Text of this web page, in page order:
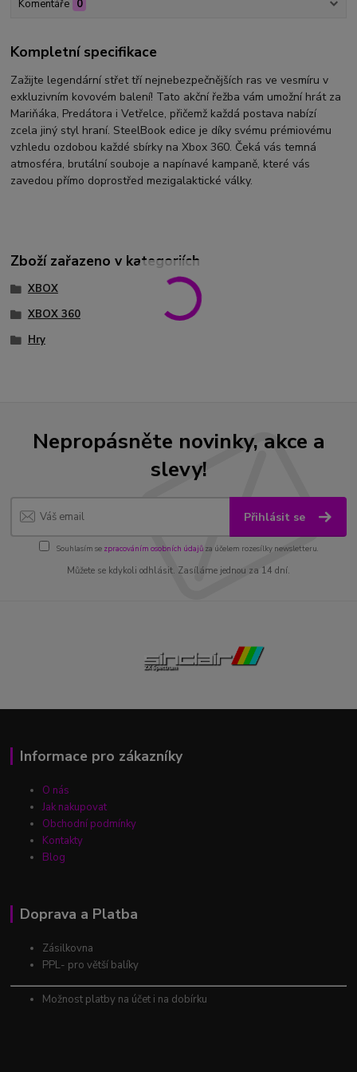
Komentáře 0
Kompletní specifikace
Zažijte legendární střet tří nejnebezpečnějších ras ve vesmíru v
exkluzivním kovovém balení! Tato akční řežba vám umožní hrát za
Mariňáka, Predátora i Vetřelce, přičemž každá postava nabízí
zcela jiný styl hraní. SteelBook edice je díky svému prémiovému
vzhledu ozdobou každé sbírky na Xbox 360. Čeká vás temná
atmosféra, brutální souboje a napínavé kampaně, které vás
zavedou přímo doprostřed mezigalaktické války.
Zboží zařazeno v kategoriích
XBOX
XBOX 360
Hry
Nepropásněte novinky, akce a
slevy!
Přihlásit se
Souhlasím se zpracováním osobních údajůza účelem rozesílky newsletteru.
Můžete se kdykoli odhlásit. Zasíláme jednou za 14 dní.
Informace pro zákazníky
O nás
Jak nakupovat
Obchodní podmínky
Kontakty
Blog
Doprava a Platba
Zásilkovna
PPL- pro větší balíky
Možnost platby na účet i na dobírku